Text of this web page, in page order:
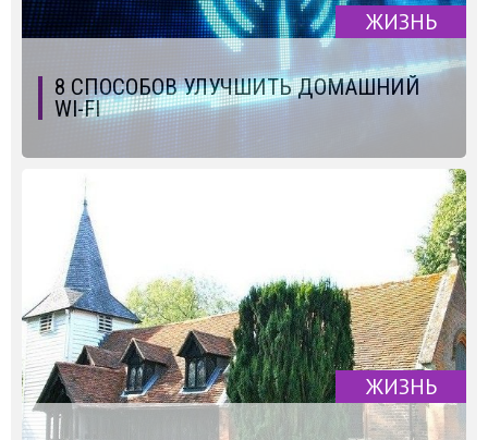
ЖИЗНЬ
8 СПОСОБОВ УЛУЧШИТЬ ДОМАШНИЙ
WI-FI
ЖИЗНЬ